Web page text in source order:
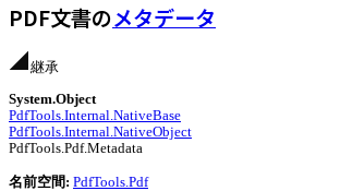
PDF文書のメタデータ
継承
System.Object
PdfTools.Internal.NativeBase
PdfTools.Internal.NativeObject
PdfTools.Pdf.Metadata
名前空間: PdfTools.Pdf